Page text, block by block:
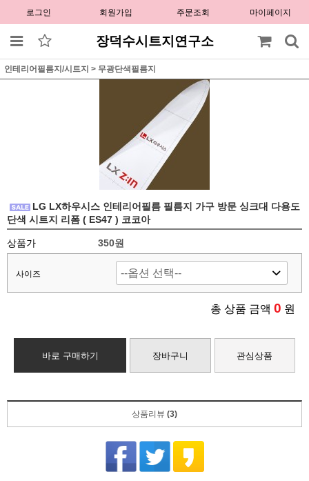
로그인 회원가입 주문조회 마이페이지
장덕수시트지연구소
인테리어필름지/시트지 > 무광단색필름지
LG LX하우시스 인테리어필름 필름지 가구 방문 싱크대 다용도
단색 시트지 리폼 ( ES47 ) 코코아
상품가 350원
사이즈
총 상품 금액 0 원
바로 구매하기 장바구니 관심상품
상품리뷰 (3)